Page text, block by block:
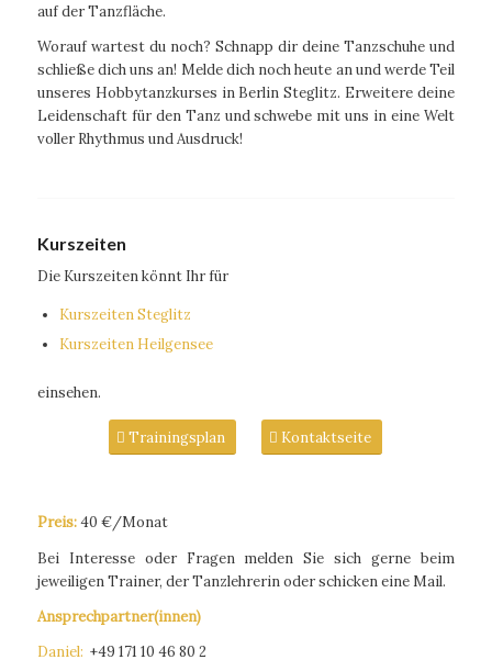
auf der Tanzfläche.
Worauf wartest du noch? Schnapp dir deine Tanzschuhe und
schließe dich uns an! Melde dich noch heute an und werde Teil
unseres Hobbytanzkurses in Berlin Steglitz. Erweitere deine
Leidenschaft für den Tanz und schwebe mit uns in eine Welt
voller Rhythmus und Ausdruck!
Kurszeiten
Die Kurszeiten könnt Ihr für
Kurszeiten Steglitz
Kurszeiten Heilgensee
einsehen.
Trainingsplan Kontaktseite
Preis:40 €/Monat
Bei Interesse oder Fragen melden Sie sich gerne beim
jeweiligen Trainer, der Tanzlehrerin oder schicken eine Mail.
Ansprechpartner(innen)
Daniel: +49 171 10 46 80 2